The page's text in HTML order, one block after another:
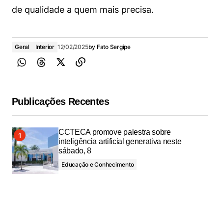
de qualidade a quem mais precisa.
Geral Interior 12/02/2025by Fato Sergipe
Publicações Recentes
CCTECA promove palestra sobre
inteligência artificial generativa neste
sábado, 8
Educação e Conhecimento